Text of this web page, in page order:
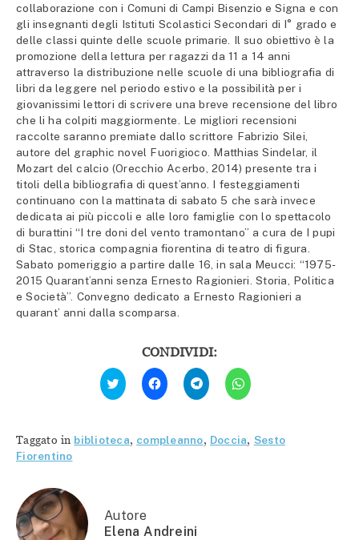
collaborazione con i Comuni di Campi Bisenzio e Signa e con
gli insegnanti degli Istituti Scolastici Secondari di I° grado e
delle classi quinte delle scuole primarie. Il suo obiettivo è la
promozione della lettura per ragazzi da 11 a 14 anni
attraverso la distribuzione nelle scuole di una bibliografia di
libri da leggere nel periodo estivo e la possibilità per i
giovanissimi lettori di scrivere una breve recensione del libro
che li ha colpiti maggiormente. Le migliori recensioni
raccolte saranno premiate dallo scrittore Fabrizio Silei,
autore del graphic novel Fuorigioco. Matthias Sindelar, il
Mozart del calcio (Orecchio Acerbo, 2014) presente tra i
titoli della bibliografia di quest’anno. I festeggiamenti
continuano con la mattinata di sabato 5 che sarà invece
dedicata ai più piccoli e alle loro famiglie con lo spettacolo
di burattini “I tre doni del vento tramontano” a cura de I pupi
di Stac, storica compagnia fiorentina di teatro di figura.
Sabato pomeriggio a partire dalle 16, in sala Meucci: “1975-
2015 Quarant’anni senza Ernesto Ragionieri. Storia, Politica
e Società”. Convegno dedicato a Ernesto Ragionieri a
quarant’ anni dalla scomparsa.
CONDIVIDI:
Fai
clic
qui
(Si
Fai
clic
per
condividere
(Si
apre
Fai
clic
per
condividere
(Si
apre
Fai
clic
per
(Si
apre
Taggato in biblioteca, compleanno, Doccia, Sesto
Fiorentino
Autore
Elena Andreini